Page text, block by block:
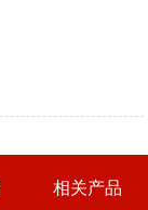
相关产品